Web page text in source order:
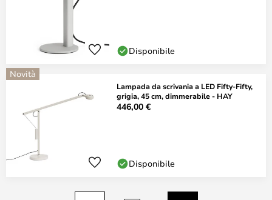
Disponibile
Novità
Lampada da scrivania a LED Fifty-Fifty,
grigia, 45 cm, dimmerabile - HAY
446,00 €
Disponibile